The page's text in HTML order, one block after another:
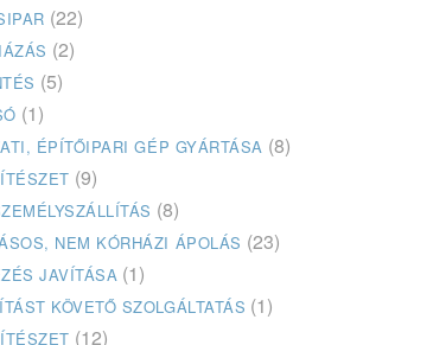
(22)
(2)
(5)
(1)
ÉPÍTŐIPARI GÉP GYÁRTÁSA (8)
(9)
(8)
NEM KÓRHÁZI ÁPOLÁS (23)
JAVÍTÁSA (1)
KÖVETŐ SZOLGÁLTATÁS (1)
(12)